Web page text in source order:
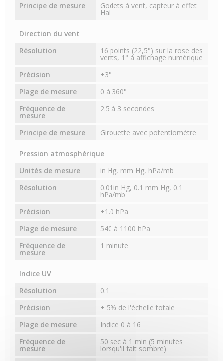
Principe de mesure
Godets à vent, capteur à effet
Hall
Direction du vent
Résolution
16 points (22,5°) sur la rose des
vents, 1° à affichage numérique
Précision
±3°
Plage de mesure
0 à 360°
Fréquence de
mesure
2.5 à 3 secondes
Principe de mesure Girouette avec potentiomètre
Pression atmosphérique
Unités de mesure
in Hg, mm Hg, hPa/mb
Résolution
0.01in Hg, 0.1 mm Hg, 0.1
hPa/mb
Précision
±1.0 hPa
Plage de mesure
540 à 1100 hPa
Fréquence de
mesure
1 minute
Indice UV
Résolution
0.1
Précision
± 5% de l'échelle totale
Plage de mesure
Indice 0 à 16
Fréquence de
mesure
50 sec à 1 min (5 minutes
lorsqu'il fait sombre)